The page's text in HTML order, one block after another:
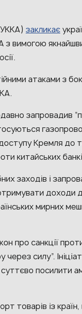
закликає
з вимогою
атаками з
запровадив
Кремля до
китайських
заходів і
доходи
мирних
про санкції
силу”.
посилити
товарів із